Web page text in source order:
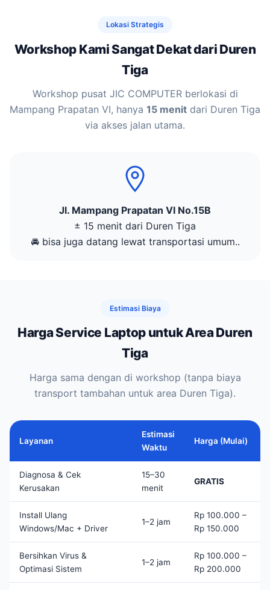
Lokasi Strategis
Workshop Kami Sangat Dekat dari Duren
Tiga
Workshop pusat JIC COMPUTER berlokasi di
Mampang Prapatan VI, hanya 15 menit dari Duren Tiga
via akses jalan utama.
Jl. Mampang Prapatan VI No.15B
± 15 menit dari Duren Tiga
🚘 bisa juga datang lewat transportasi umum..
Estimasi Biaya
Harga Service Laptop untuk Area Duren
Tiga
Harga sama dengan di workshop (tanpa biaya
transport tambahan untuk area Duren Tiga).
Layanan
Estimasi
Waktu
Harga (Mulai)
Diagnosa & Cek
Kerusakan
15–30
menit
GRATIS
Install Ulang
Windows/Mac + Driver
1–2 jam
Rp 100.000 –
Rp 150.000
Bersihkan Virus &
Optimasi Sistem
1–2 jam
Rp 100.000 –
Rp 200.000